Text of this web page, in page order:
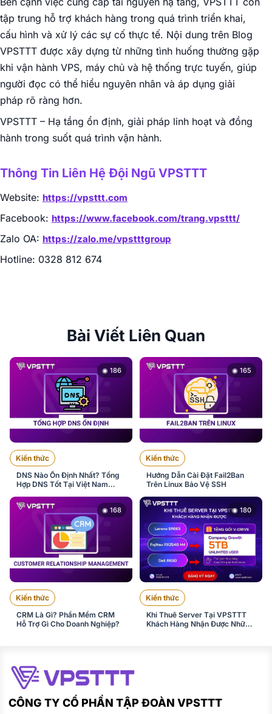
tập trung hỗ trợ khách hàng trong quá trình triển khai,
cấu hình và xử lý các sự cố thực tế. Nội dung trên Blog
VPSTTT được xây dựng từ những tình huống thường gặp
khi vận hành VPS, máy chủ và hệ thống trực tuyến, giúp
người đọc có thể hiểu nguyên nhân và áp dụng giải
pháp rõ ràng hơn.
VPSTTT – Hạ tầng ổn định, giải pháp linh hoạt và đồng
hành trong suốt quá trình vận hành.
Thông Tin Liên Hệ Đội Ngũ VPSTTT
Website: https://vpsttt.com
Facebook: https://www.facebook.com/trang.vpsttt/
Zalo OA: https://zalo.me/vpstttgroup
Hotline: 0328 812 674
Bài Viết Liên Quan
◉ 186
Kiến thức
DNS Nào Ổn Định Nhất? Tổng
Hợp DNS Tốt Tại Việt Nam
◉ 165
Kiến thức
Hướng Dẫn Cài Đặt Fail2Ban
Trên Linux Bảo Vệ SSH
◉ 168
Kiến thức
CRM Là Gì? Phần Mềm CRM
Hỗ Trợ Gì Cho Doanh Nghiệp?
◉ 180
Kiến thức
Khi Thuê Server Tại VPSTTT
Khách Hàng Nhận Được Những
CÔNG TY CỔ PHẦN TẬP ĐOÀN VPSTTT